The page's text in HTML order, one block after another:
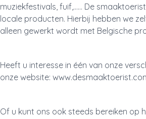
muziekfestivals, fuif,...... De
locale producten. Hierbij hebben we
alleen gewerkt wordt met Belgische
Heeft u interesse in één van onze
onze website:
Of u kunt ons ook steeds bereiken op